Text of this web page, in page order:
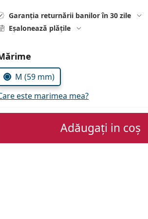
Garanția returnării banilor în 30 zile
Eșalonează plățile
parametrii
M (59 mm)
este marimea mea?
Adăugați in coș